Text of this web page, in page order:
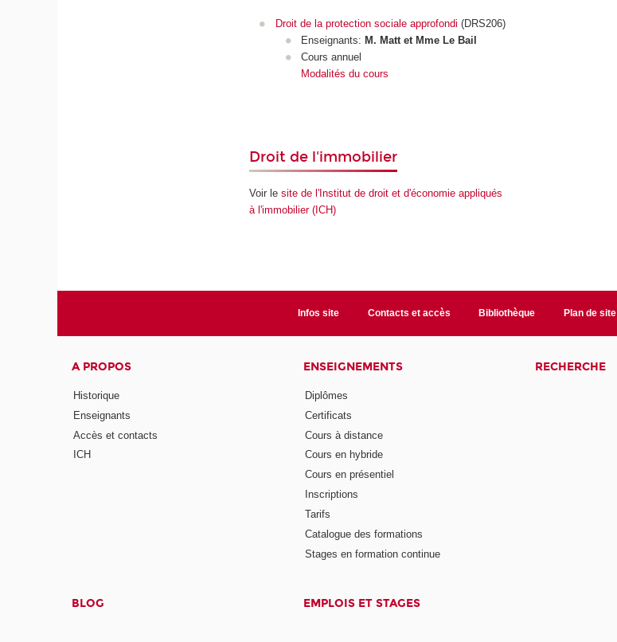
Droit de la protection sociale approfondi (DRS206)
Enseignants: M. Matt et Mme Le Bail
Cours annuel
Modalités du cours
Droit de l'immobilier
Voir lesite de l'Institut de droit et d'économie appliqués
à l'immobilier (ICH)
Infos site Contacts et accès Bibliothèque Plan de site
A PROPOS
Historique
Enseignants
Accès et contacts
ICH
ENSEIGNEMENTS
Diplômes
Certificats
Cours à distance
Cours en hybride
Cours en présentiel
Inscriptions
Tarifs
Catalogue des formations
Stages en formation continue
RECHERCHE
BLOG EMPLOIS ET STAGES